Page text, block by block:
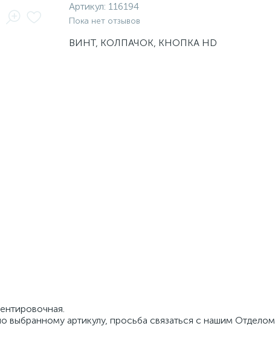
Артикул: 116194
Пока нет отзывов
ВИНТ, КОЛПАЧОК, КНОПКА HD
выбранному артикулу, просьба связаться с нашим Отделом